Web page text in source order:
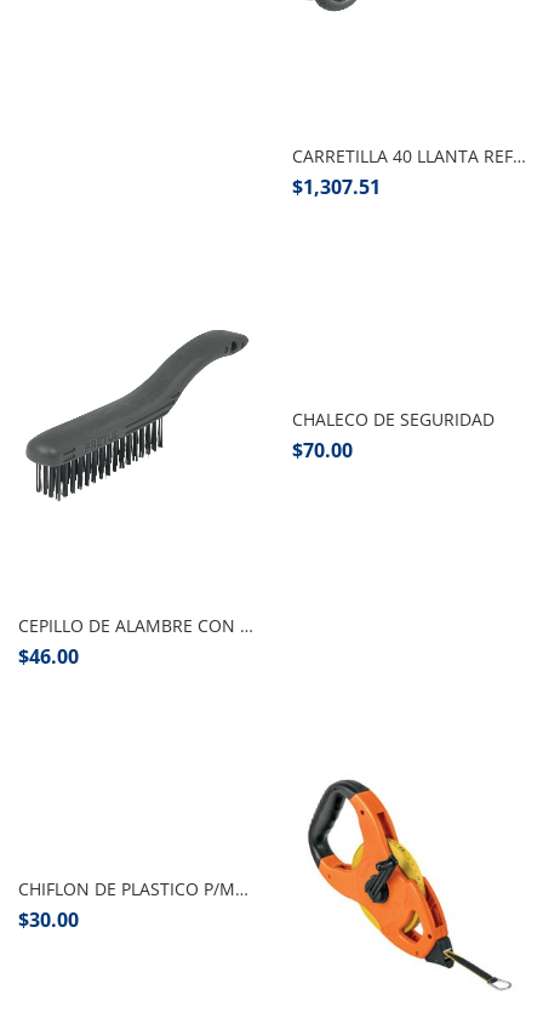
CARRETILLA 40 LLANTA REFORZADA PRETUL
$1,307.51
CEPILLO DE ALAMBRE CON MANGO PRETUL
$46.00
CHALECO DE SEGURIDAD
$70.00
CHIFLON DE PLASTICO P/MANGUERA 4″ PRETUL
$30.00